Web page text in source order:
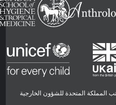
مكتب المملكة المتحدة للشؤون الخارجية